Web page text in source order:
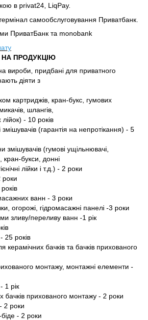
в privat24, LiqPay.
самообслуговування Приватбанк.
ПриватБанк та monobank
НА ПРОДУКЦІЮ
вироби, придбані для приватного
діяти з
картриджів, кран-букс, гумових
шлангів,
лійок) - 10 років
змішувачів (гарантія на непротікання) - 5
змішувачів (гумові ущільнювачі,
кран-букси, донні
лiйки і т.д.) - 2 роки
роки
ванн - 3 роки
огорожі, гідромасажні панелі -3 роки
зливу/переливу ванн -1 рік
25 років
керамічних бачків та бачків прихованого
монтажу, монтажні елементи -
1 рік
бачків прихованого монтажу - 2 роки
2 роки
- 2 роки